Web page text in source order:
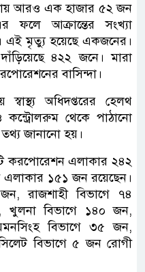
আরও এক হাজার ৫২ জন
ফলে আক্রান্তের সংখ্যা
এই মৃত্যু হয়েছে একজনের।
৪২২ জনে। মারা
বাসিন্দা।
স্বাস্থ্য অধিদপ্তরের হেলথ
কন্ট্রোলরুম থেকে পাঠানো
তথ্য জানানো হয়।
করপোরেশন এলাকার ২৪২
এলাকার ১৫১ জন রয়েছেন।
রাজশাহী বিভাগে ৭৪
খুলনা বিভাগে ১৪০ জন,
বিভাগে ৩৫ জন,
বিভাগে ৫ জন রোগী